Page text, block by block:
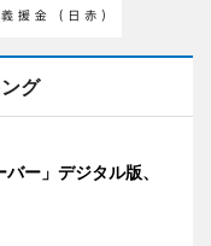
グ
ー」デジタル版、